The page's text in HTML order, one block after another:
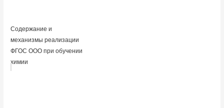
Cодержание и
механизмы реализации
ФГОС ООО при обучении
химии